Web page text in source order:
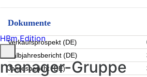
Dokumente
Verkaufsprospekt (DE)
Halbjahresbericht (DE)
Jahresbericht (DE)
HBm Edition
manager-Gruppe